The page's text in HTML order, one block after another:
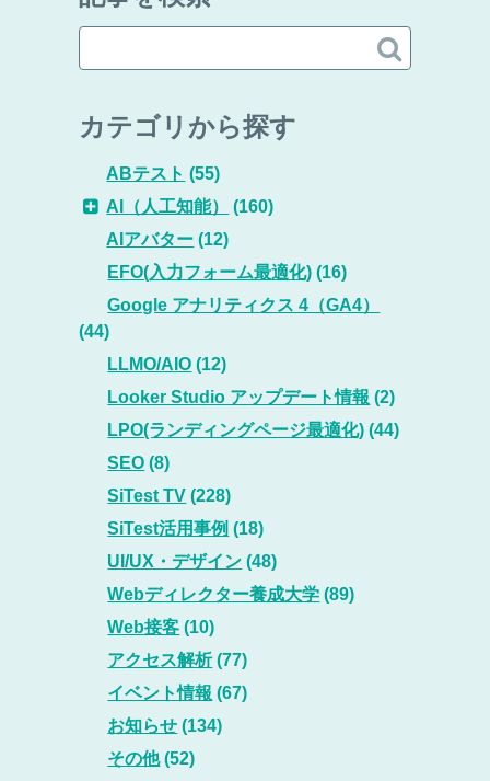

カテゴリから探す
ABテスト (55)
AI（人工知能）
(160)
AIアバター (12)
EFO(入力フォーム最適化) (16)
Google アナリティクス 4（GA4）
(44)
LLMO/AIO (12)
Looker Studio アップデート情報 (2)
LPO(ランディングページ最適化) (44)
SEO (8)
SiTest TV (228)
SiTest活用事例 (18)
UI/UX・デザイン (48)
Webディレクター養成大学 (89)
Web接客 (10)
アクセス解析(77)
イベント情報 (67)
お知らせ (134)
その他(52)